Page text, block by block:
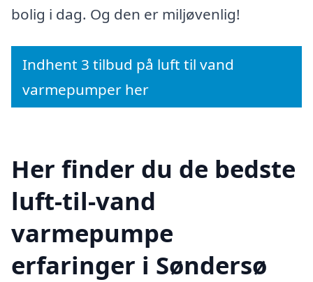
bolig i dag. Og den er miljøvenlig!
Indhent 3 tilbud på luft til vand
varmepumper her
Her finder du de bedste
luft-til-vand
varmepumpe
erfaringer i Søndersø